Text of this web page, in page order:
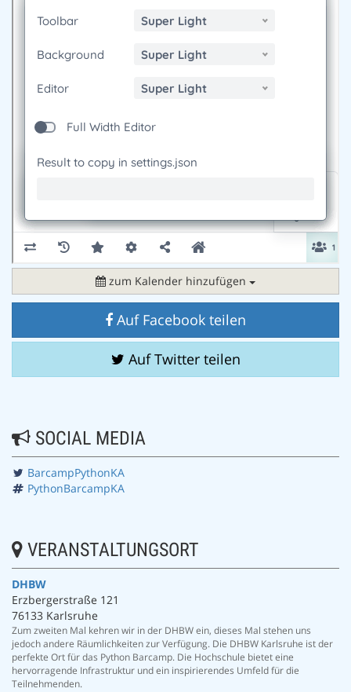
zum Kalender hinzufügen
Auf Facebook teilen
Auf Twitter teilen
SOCIAL MEDIA
BarcampPythonKA
PythonBarcampKA
VERANSTALTUNGSORT
DHBW
Erzbergerstraße 121
76133 Karlsruhe
Zum zweiten Mal kehren wir in der DHBW ein, dieses Mal stehen uns
jedoch andere Räumlichkeiten zur Verfügung. Die DHBW Karlsruhe ist der
perfekte Ort für das Python Barcamp. Die Hochschule bietet eine
hervorragende Infrastruktur und ein inspirierendes Umfeld für die
Teilnehmenden.